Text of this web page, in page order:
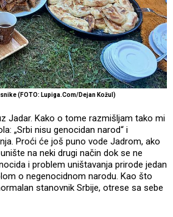
(FOTO: Lupiga.Com/Dejan Kožul)
Jadar. Kako o tome razmišljam tako mi
„Srbi nisu genocidan narod“ i
Proći će još puno vode Jadrom, ako
na neki drugi način dok se ne
i problem uništavanja prirode jedan
o negenocidnom narodu. Kao što
stanovnik Srbije, otrese sa sebe